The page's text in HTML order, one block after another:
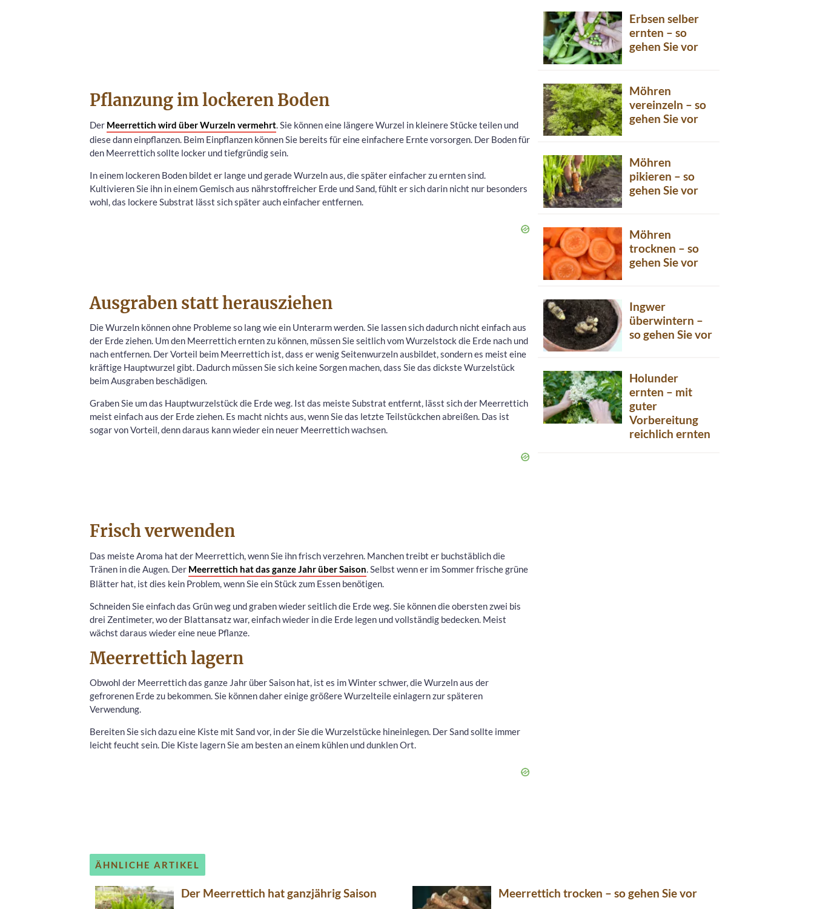
Pflanzung im lockeren Boden
Der Meerrettich wird über Wurzeln vermehrt. Sie können eine längere Wurzel in kleinere Stücke teilen und
diese dann einpflanzen. Beim Einpflanzen können Sie bereits für eine einfachere Ernte vorsorgen. Der Boden für
den Meerrettich sollte locker und tiefgründig sein.
In einem lockeren Boden bildet er lange und gerade Wurzeln aus, die später einfacher zu ernten sind.
Kultivieren Sie ihn in einem Gemisch aus nährstoffreicher Erde und Sand, fühlt er sich darin nicht nur besonders
wohl, das lockere Substrat lässt sich später auch einfacher entfernen.
Ausgraben statt herausziehen
Die Wurzeln können ohne Probleme so lang wie ein Unterarm werden. Sie lassen sich dadurch nicht einfach aus
der Erde ziehen. Um den Meerrettich ernten zu können, müssen Sie seitlich vom Wurzelstock die Erde nach und
nach entfernen. Der Vorteil beim Meerrettich ist, dass er wenig Seitenwurzeln ausbildet, sondern es meist eine
kräftige Hauptwurzel gibt. Dadurch müssen Sie sich keine Sorgen machen, dass Sie das dickste Wurzelstück
beim Ausgraben beschädigen.
Graben Sie um das Hauptwurzelstück die Erde weg. Ist das meiste Substrat entfernt, lässt sich der Meerrettich
meist einfach aus der Erde ziehen. Es macht nichts aus, wenn Sie das letzte Teilstückchen abreißen. Das ist
sogar von Vorteil, denn daraus kann wieder ein neuer Meerrettich wachsen.
Frisch verwenden
Das meiste Aroma hat der Meerrettich, wenn Sie ihn frisch verzehren. Manchen treibt er buchstäblich die
Tränen in die Augen. Der Meerrettich hat das ganze Jahr über Saison. Selbst wenn er im Sommer frische grüne
Blätter hat, ist dies kein Problem, wenn Sie ein Stück zum Essen benötigen.
Schneiden Sie einfach das Grün weg und graben wieder seitlich die Erde weg. Sie können die obersten zwei bis
drei Zentimeter, wo der Blattansatz war, einfach wieder in die Erde legen und vollständig bedecken. Meist
wächst daraus wieder eine neue Pflanze.
Meerrettich lagern
Obwohl der Meerrettich das ganze Jahr über Saison hat, ist es im Winter schwer, die Wurzeln aus der
gefrorenen Erde zu bekommen. Sie können daher einige größere Wurzelteile einlagern zur späteren
Verwendung.
Bereiten Sie sich dazu eine Kiste mit Sand vor, in der Sie die Wurzelstücke hineinlegen. Der Sand sollte immer
leicht feucht sein. Die Kiste lagern Sie am besten an einem kühlen und dunklen Ort.
Erbsen selber
ernten – so
gehen Sie vor
Möhren
vereinzeln – so
gehen Sie vor
Möhren
pikieren – so
gehen Sie vor
Möhren
trocknen – so
gehen Sie vor
Ingwer
überwintern –
so gehen Sie vor
Holunder
ernten – mit
guter
Vorbereitung
reichlich ernten
ÄHNLICHE ARTIKEL
Der Meerrettich hat ganzjährig Saison Meerrettich trocken – so gehen Sie vor